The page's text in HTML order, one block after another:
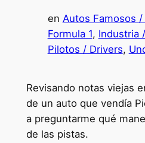
en Autos Famosos /
Formula 1, Industria
Pilotos / Drivers,
Revisando notas viejas
de un auto que vendía
a preguntarme qué
de las pistas.